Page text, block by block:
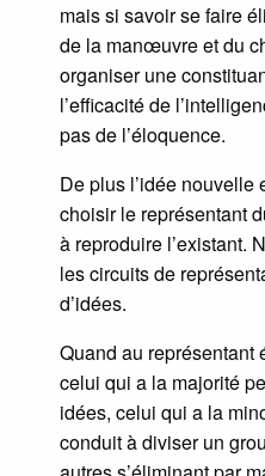
mais si savoir se faire
de la manœuvre et du
organiser une
l’efficacité de
pas de l’éloquence.
De plus l’idée nouvelle
choisir le représentant
à reproduire l’existant.
les circuits de
d’idées.
Quand au représentant
celui qui a la majorité
idées, celui qui a la
conduit à diviser un